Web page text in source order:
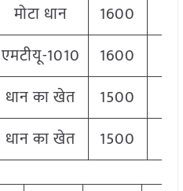
मोटा धान 1600
एमटीयू-1010 1600
धान का खेत 1500
धान का खेत 1500